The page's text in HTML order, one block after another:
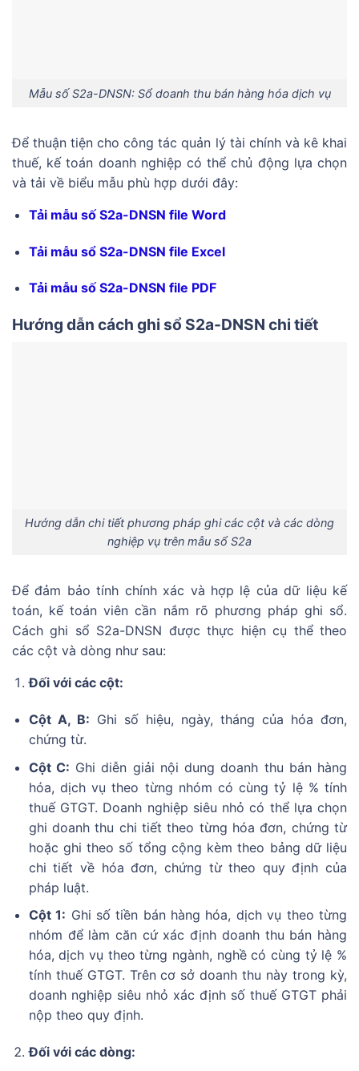
Mẫu số S2a-DNSN: Sổ doanh thu bán hàng hóa dịch vụ
Để thuận tiện cho công tác quản lý tài chính và kê khai
thuế, kế toán doanh nghiệp có thể chủ động lựa chọn
và tải về biểu mẫu phù hợp dưới đây:
Tải mẫu số S2a-DNSN file Word
Tải mẫu sổ S2a-DNSN file Excel
Tải mẫu số S2a-DNSN file PDF
Hướng dẫn cách ghi sổ S2a-DNSN chi tiết
Hướng dẫn chi tiết phương pháp ghi các cột và các dòng
nghiệp vụ trên mẫu sổ S2a
Để đảm bảo tính chính xác và hợp lệ của dữ liệu kế
toán, kế toán viên cần nắm rõ phương pháp ghi sổ.
Cách ghi sổ S2a-DNSN được thực hiện cụ thể theo
các cột và dòng như sau:
Đối với các cột:
Cột A, B: Ghi số hiệu, ngày, tháng của hóa đơn,
chứng từ.
Cột C: Ghi diễn giải nội dung doanh thu bán hàng
hóa, dịch vụ theo từng nhóm có cùng tỷ lệ % tính
thuế GTGT. Doanh nghiệp siêu nhỏ có thể lựa chọn
ghi doanh thu chi tiết theo từng hóa đơn, chứng từ
hoặc ghi theo số tổng cộng kèm theo bảng dữ liệu
chi tiết về hóa đơn, chứng từ theo quy định của
pháp luật.
Cột 1: Ghi số tiền bán hàng hóa, dịch vụ theo từng
nhóm để làm căn cứ xác định doanh thu bán hàng
hóa, dịch vụ theo từng ngành, nghề có cùng tỷ lệ %
tính thuế GTGT. Trên cơ sở doanh thu này trong kỳ,
doanh nghiệp siêu nhỏ xác định số thuế GTGT phải
nộp theo quy định.
Đối với các dòng: